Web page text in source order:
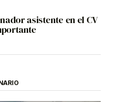
asistente en el CV